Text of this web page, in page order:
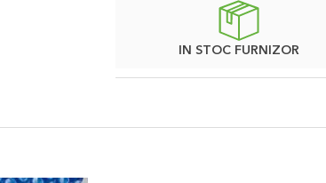
IN STOC FURNIZOR